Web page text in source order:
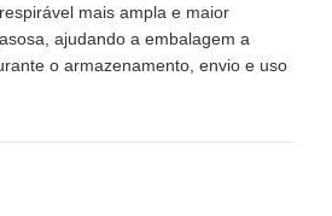
mais ampla e maior
ajudando a embalagem a
o armazenamento, envio e uso